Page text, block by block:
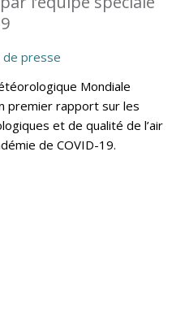
de presse
Mondiale
premier rapport sur les
et de qualité de l’air
de COVID-19.